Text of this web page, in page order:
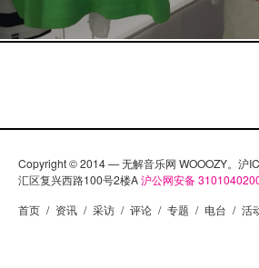
Copyright © 2014 — 无解音乐网 WOOOZY。沪
汇区复兴西路100号2楼A沪公网安备
首页 / 资讯 / 采访 / 评论 / 专题 / 电台 / 活